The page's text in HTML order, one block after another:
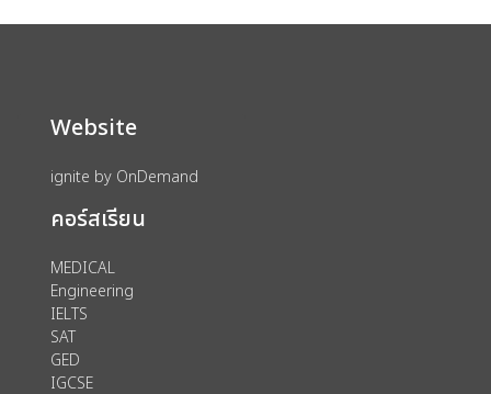
Website
ignite by OnDemand
คอร์สเรียน
MEDICAL
Engineering
IELTS
SAT
GED
IGCSE